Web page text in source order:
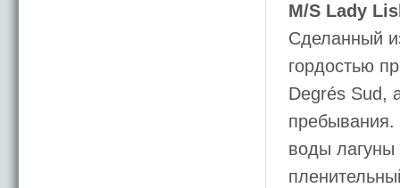
M/S Lady
Сделанный
гордостью
Degrés Sud,
пребывания.
воды лагуны